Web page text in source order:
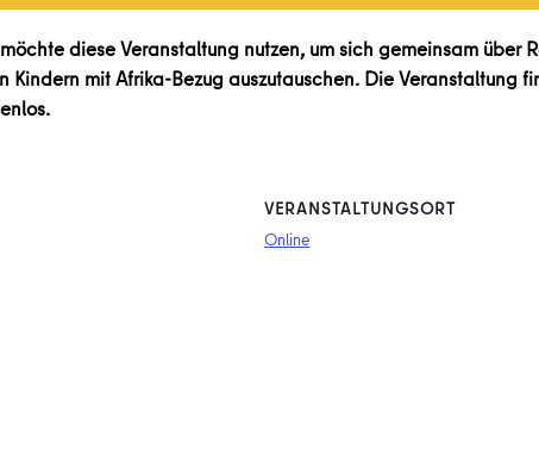
diese Veranstaltung nutzen, um sich gemeinsam
Kindern mit Afrika-Bezug auszutauschen. Die
VERANSTALTUNGSORT
Online